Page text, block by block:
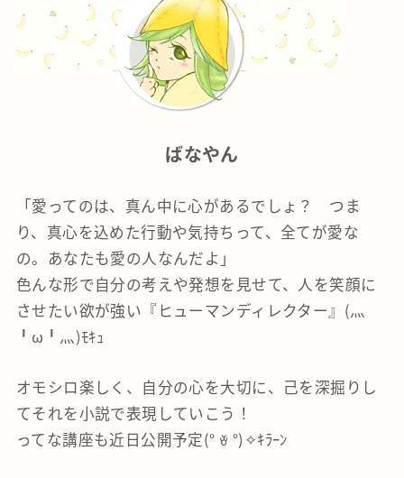
ばなやん
「愛ってのは、真ん中に心があるでしょ？ つま
り、真心を込めた行動や気持ちって、全てが愛な
の。あなたも愛の人なんだよ」
色んな形で自分の考えや発想を見せて、人を笑顔に
させたい欲が強い『ヒューマンディレクター』(灬
╹ω╹灬)ﾓｷｭ
オモシロ楽しく、自分の心を大切に、己を深掘りし
てそれを小説で表現していこう！
ってな講座も近日公開予定(° ꈊ °)✧ｷﾗｰﾝ